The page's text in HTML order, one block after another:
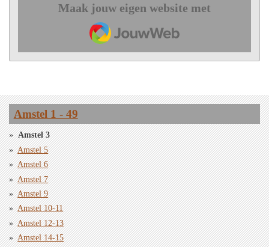
Maak jouw eigen website met
JouwWeb
Amstel 1 - 49
Amstel 3
Amstel 5
Amstel 6
Amstel 7
Amstel 9
Amstel 10-11
Amstel 12-13
Amstel 14-15